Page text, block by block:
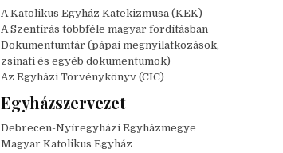
A Katolikus Egyház Katekizmusa (KEK)
A Szentírás többféle magyar fordításban
Dokumentumtár (pápai megnyilatkozások,
zsinati és egyéb dokumentumok)
Az Egyházi Törvénykönyv (CIC)
Egyházszervezet
Debrecen-Nyíregyházi Egyházmegye
Magyar Katolikus Egyház